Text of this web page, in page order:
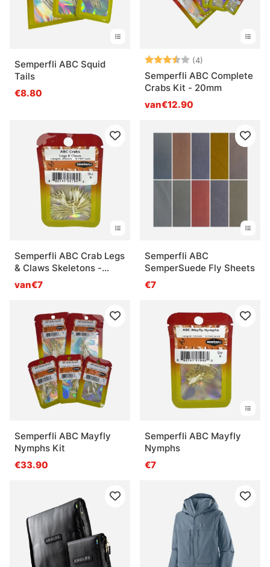
Semperfli ABC Squid
Tails
€8.80
Beoordeling:
(4)
Semperfli ABC Complete
Crabs Kit - 20mm
van€12.90
Semperfli ABC Crab Legs
& Claws Skeletons -
20mm
van€7
Semperfli ABC
SemperSuede Fly Sheets
€7
Semperfli ABC Mayfly
Nymphs Kit
€33.90
Semperfli ABC Mayfly
Nymphs
€7